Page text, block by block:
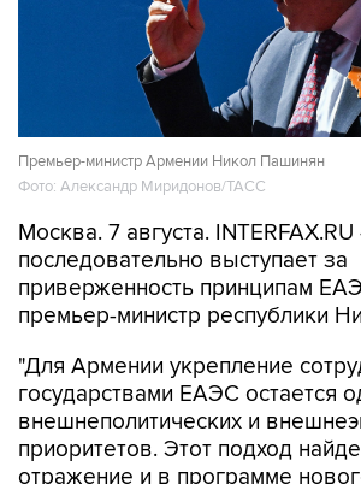
Премьер-министр Армении Никол Пашинян
Фото: Александр Миридонов/ТАСС
Москва. 7 августа.
последовательно выступает за
приверженность принципам
премьер-министр республики
"Для Армении укрепление
государствами ЕАЭС остается
внешнеполитических и
приоритетов. Этот подход
отражение и в программе